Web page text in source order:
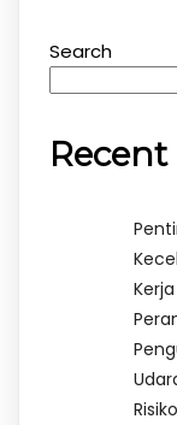
Search
Recent
Kerja